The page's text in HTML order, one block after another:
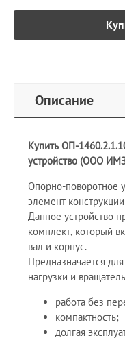
Описание
Купить ОП-
устройство (ООО
Опорно-поворотное
элемент
Данное устройство
комплект, который
вал и корпус.
Предназначается
нагрузки и
работа без
компактность;
долгая